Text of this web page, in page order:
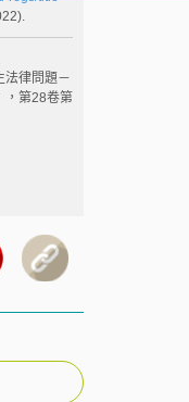
法律問題－
，第28卷第